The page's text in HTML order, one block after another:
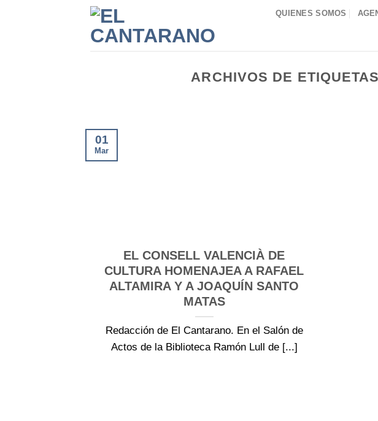
QUIENES SOMOS
ARCHIVOS DE
EL CONSELL VALENCIÀ DE
CULTURA HOMENAJEA A RAFAEL
ALTAMIRA Y A JOAQUÍN SANTO
MATAS
Redacción de El Cantarano. En el Salón de
Actos de la Biblioteca Ramón Lull de [...]
01
Mar